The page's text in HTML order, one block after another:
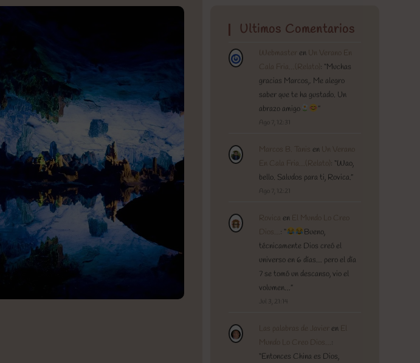
Ultimos Comentarios
Webmaster en Un Verano En
Cala Fria…(Relato) : “Muchas
gracias Marcos,. Me alegro
saber que te ha gustado. Un
abrazo amigo
”
Ago 7, 12:31
Marcos B. Tanis en Un Verano
En Cala Fria…(Relato) : “Wao,
bello. Saludos para ti, Rovica.”
Ago 7, 12:21
Rovica en El Mundo Lo Creo
Dios… : “
Bueno,
técnicamente Dios creó el
universo en 6 días… pero el día
7 se tomó un descanso, vio el
volumen…”
Jul 3, 21:14
Las palabras de Javier en El
Mundo Lo Creo Dios… :
“Entonces China es Dios,